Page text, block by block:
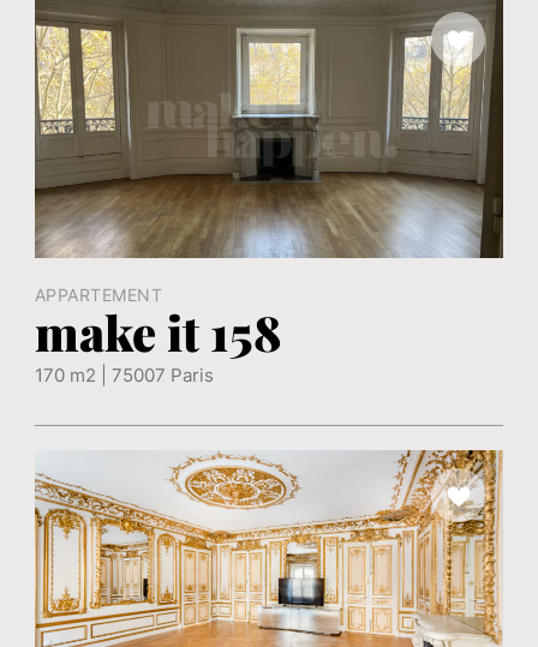
APPARTEMENT
make it 158
170 m2 | 75007 Paris